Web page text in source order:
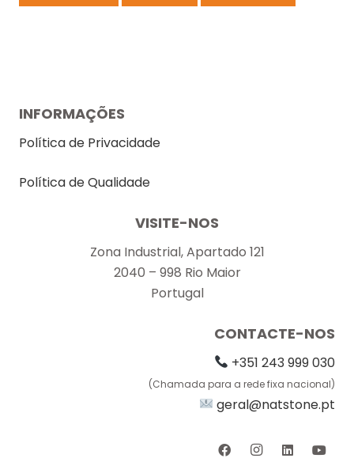
INFORMAÇÕES
Política de Privacidade
Política de Qualidade
VISITE-NOS
Zona Industrial, Apartado 121
2040 – 998 Rio Maior
Portugal
CONTACTE-NOS
+351 243 999 030
(Chamada para a rede fixa nacional)
geral@natstone.pt